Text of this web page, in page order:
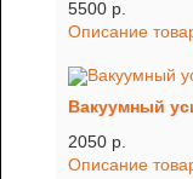
5500 p.
Описание
Вакуумный
2050 p.
Описание